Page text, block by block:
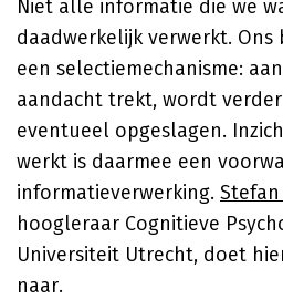
Niet alle informatie die we
daadwerkelijk verwerkt.
een selectiemechanisme:
aandacht trekt, wordt
eventueel opgeslagen.
werkt is daarmee een
informatieverwerking.
hoogleraar Cognitieve
Universiteit Utrecht, doet
naar.